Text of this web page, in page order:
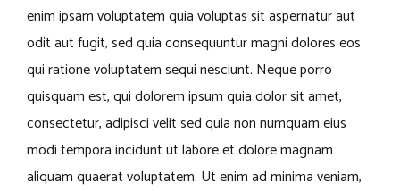
enim ipsam voluptatem quia voluptas sit aspernatur aut
odit aut fugit, sed quia consequuntur magni dolores eos
qui ratione voluptatem sequi nesciunt. Neque porro
quisquam est, qui dolorem ipsum quia dolor sit amet,
consectetur, adipisci velit sed quia non numquam eius
modi tempora incidunt ut labore et dolore magnam
aliquam quaerat voluptatem. Ut enim ad minima veniam,